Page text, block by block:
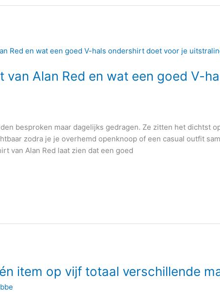
van Alan Red en wat een goed V-
besproken maar dagelijks gedragen. Ze zitten het dichtst
zodra je je overhemd openknoop of een casual outfit
van Alan Red laat zien dat een goed
item op vijf totaal verschillende